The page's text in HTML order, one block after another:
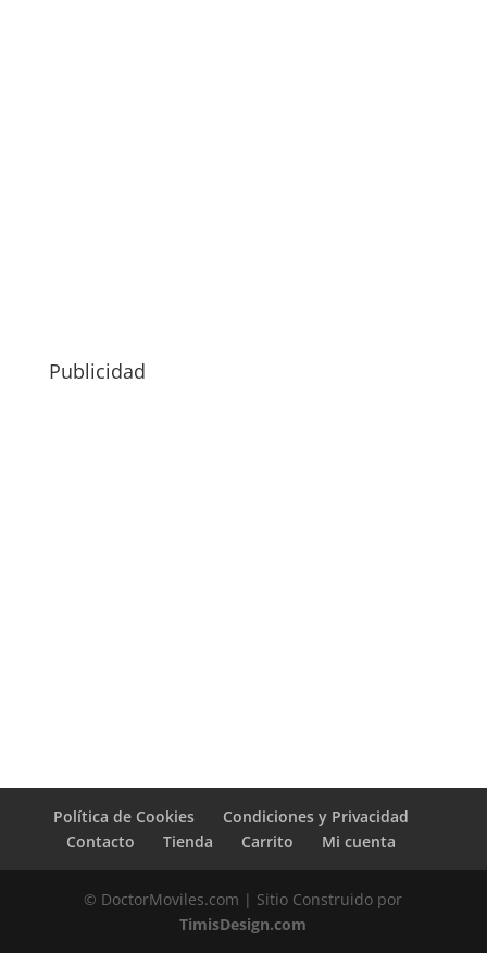
Publicidad
Política de Cookies
Condiciones y Privacidad
Contacto
Tienda Carrito Mi cuenta
© DoctorMoviles.com | Sitio Construido por
TimisDesign.com